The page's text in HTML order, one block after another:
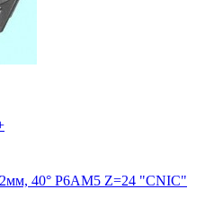
40° Р6АМ5 Z=24 "CNIC"